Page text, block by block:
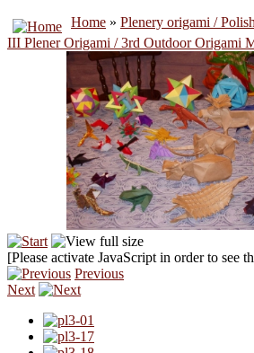
Home » Plenery origami /
III Plener Origami / 3rd Outdoor Origami
[Please activate JavaScript in order to see
Previous
Next